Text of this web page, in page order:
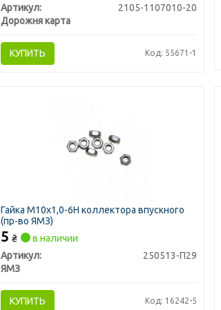
Артикул:
2105-1107010-20
Дорожня карта
КУПИТЬ Код: 55671-1
Гайка М10х1,0-6Н коллектора впускного
(пр-во ЯМЗ)
5₴
в наличии
Артикул:
250513-П29
ЯМЗ
КУПИТЬ Код: 16242-5